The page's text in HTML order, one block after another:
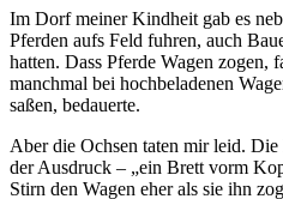
Im Dorf meiner Kindheit gab es
Pferden aufs Feld fuhren, auch
hatten. Dass Pferde Wagen
manchmal bei hochbeladenen
saßen, bedauerte.
Aber die Ochsen taten mir leid.
der Ausdruck – „ein Brett vorm
Stirn den Wagen eher als sie ihn